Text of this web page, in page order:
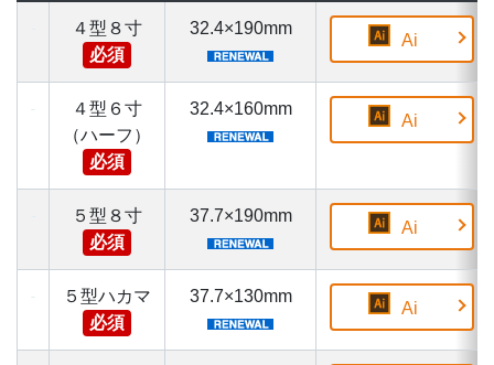
４型８寸
必須
32.4×190mm
Ai
４型６寸
（ハーフ）
必須
32.4×160mm
Ai
５型８寸
必須
37.7×190mm
Ai
５型ハカマ
必須
37.7×130mm
Ai